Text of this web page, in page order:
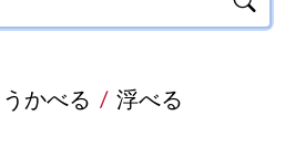
うかべる / 浮べる